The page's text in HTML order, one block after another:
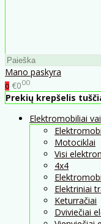
Mano paskyra
0 €000
Prekių krepšelis
Elektromobiliai
Motociklai
Visi
4x4
Elektriniai
Keturračiai
Dviviečiai